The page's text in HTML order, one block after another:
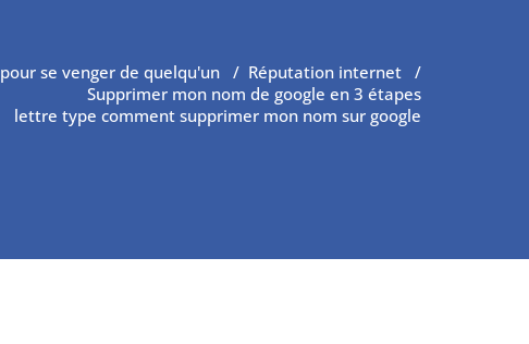
se venger de quelqu'un / Réputation internet /
Supprimer mon nom de google en 3 étapes
lettre type comment supprimer mon nom sur google